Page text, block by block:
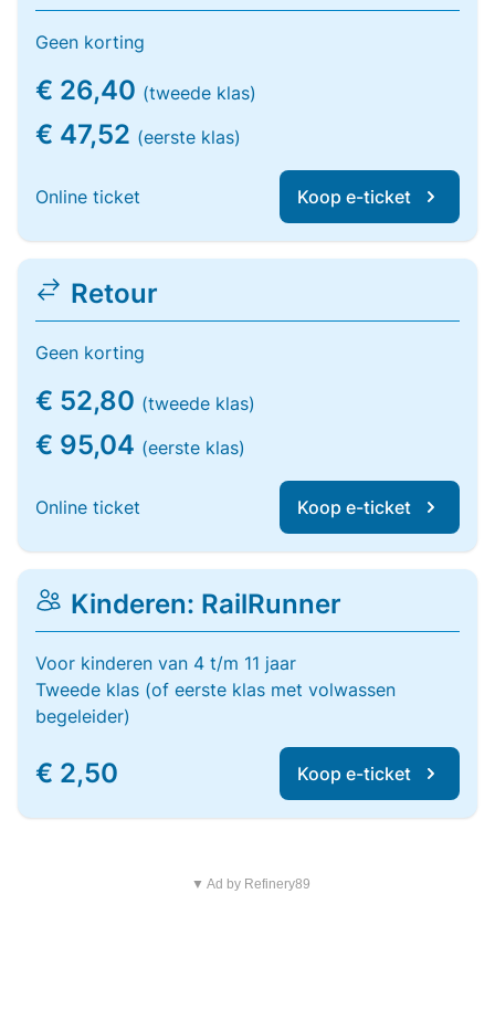
Geen korting
€ 26,40 (tweede klas)
€ 47,52 (eerste klas)
Online ticket Koop e-ticket
Retour
Geen korting
€ 52,80 (tweede klas)
€ 95,04 (eerste klas)
Online ticket Koop e-ticket
Kinderen: RailRunner
Voor kinderen van 4 t/m 11 jaar
Tweede klas (of eerste klas met volwassen
begeleider)
€ 2,50 Koop e-ticket
▼ Ad by Refinery89